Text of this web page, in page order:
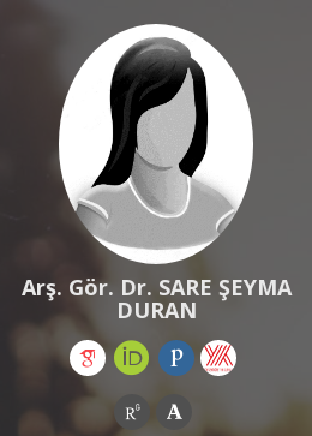
Arş. Gör. Dr. SARE ŞEYMA
DURAN